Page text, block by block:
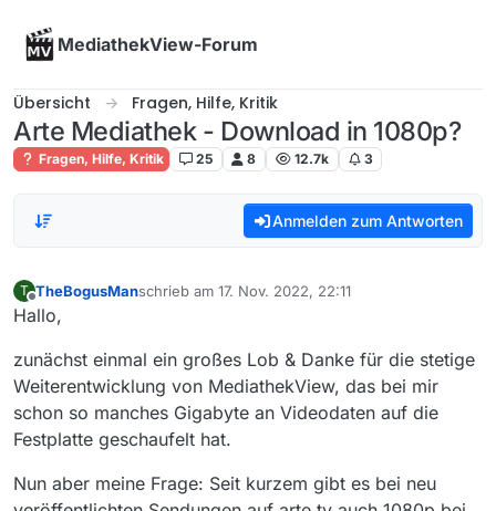
MediathekView-Forum
Übersicht Fragen, Hilfe, Kritik
Arte Mediathek - Download in 1080p?
Fragen, Hilfe, Kritik 25 8 12.7k 3
Anmelden zum Antworten
T
Offline
TheBogusManschrieb am 17. Nov. 2022, 22:11
zuletzt editiert von
Hallo,
zunächst einmal ein großes Lob & Danke für die stetige
Weiterentwicklung von MediathekView, das bei mir
schon so manches Gigabyte an Videodaten auf die
Festplatte geschaufelt hat.
Nun aber meine Frage: Seit kurzem gibt es bei neu